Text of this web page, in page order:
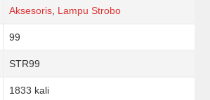
Aksesoris, Lampu Strobo
99
STR99
1833 kali